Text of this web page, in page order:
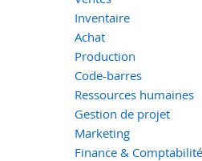
Inventaire
Achat
Production
Code-barres
Ressources humaines
Gestion de projet
Marketing
Finance & Comptabilité